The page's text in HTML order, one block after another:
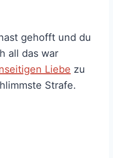
gehofft und du
all das war
Liebe zu
Strafe.